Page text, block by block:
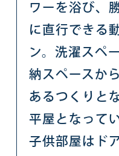
ワーを浴び、
に直行できる
ン。洗濯スペ
納スペースか
あるつくりと
平屋となって
子供部屋はド